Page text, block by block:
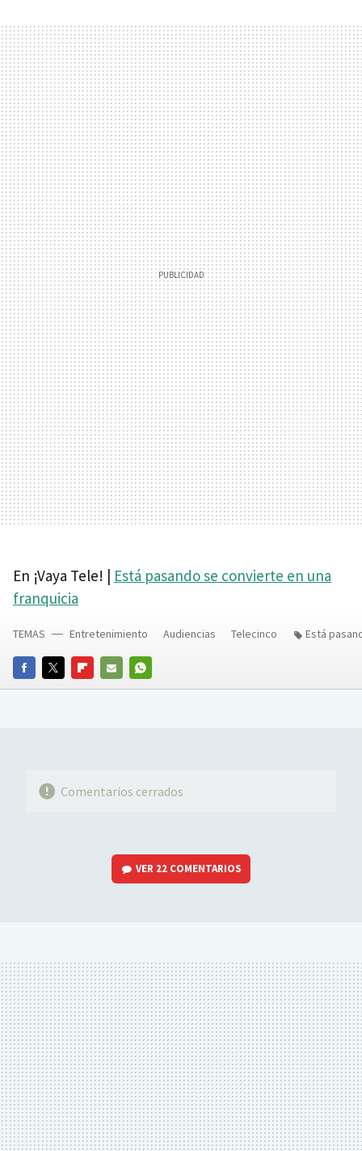
En ¡Vaya Tele! | Está pasando se convierte en una
franquicia
FACEBOOKTWITTERFLIPBOARD
E-
WHATSAPP
TEMAS Entretenimiento Audiencias Telecinco Está
Comentarios cerrados
VER 22 COMENTARIOS